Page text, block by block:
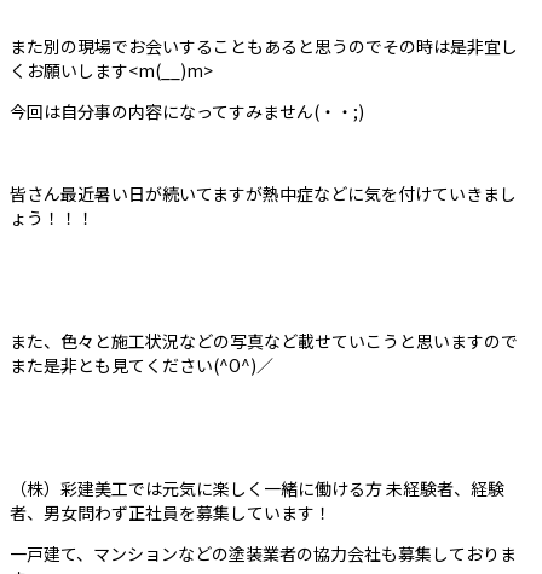
また別の現場でお会いすることもあると思うのでその時は是非宜し
くお願いします<m(__)m>
今回は自分事の内容になってすみません(・・;)
皆さん最近暑い日が続いてますが熱中症などに気を付けていきまし
ょう！！！
また、色々と施工状況などの写真など載せていこうと思いますので
また是非とも見てください(^O^)／
（株）彩建美工では元気に楽しく一緒に働ける方 未経験者、経験
者、男女問わず正社員を募集しています！
一戸建て、マンションなどの塗装業者の協力会社も募集しておりま